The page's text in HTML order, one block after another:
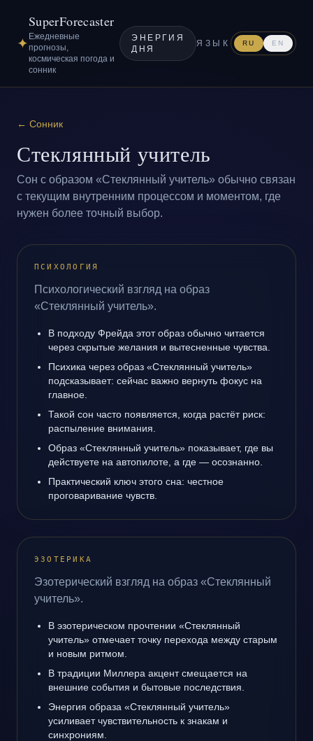
✦
SuperForecaster
Ежедневные
прогнозы,
космическая погода и
сонник
ЭНЕРГИЯ
ДНЯ
ЯЗЫК RU EN
← Сонник
Стеклянный учитель
Сон с образом «Стеклянный учитель» обычно связан
с текущим внутренним процессом и моментом, где
нужен более точный выбор.
ПСИХОЛОГИЯ
Психологический взгляд на образ
«Стеклянный учитель».
В подходу Фрейда этот образ обычно читается
через скрытые желания и вытесненные чувства.
Психика через образ «Стеклянный учитель»
подсказывает: сейчас важно вернуть фокус на
главное.
Такой сон часто появляется, когда растёт риск:
распыление внимания.
Образ «Стеклянный учитель» показывает, где вы
действуете на автопилоте, а где — осознанно.
Практический ключ этого сна: честное
проговаривание чувств.
ЭЗОТЕРИКА
Эзотерический взгляд на образ «Стеклянный
учитель».
В эзотерическом прочтении «Стеклянный
учитель» отмечает точку перехода между старым
и новым ритмом.
В традиции Миллера акцент смещается на
внешние события и бытовые последствия.
Энергия образа «Стеклянный учитель»
усиливает чувствительность к знакам и
синхрониям.